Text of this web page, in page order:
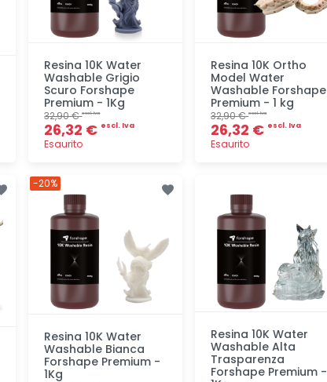
Resina 10K Water
Washable Grigio
Scuro Forshape
Premium - 1Kg
32,90 €escl. Iva
26,32 € escl. Iva
Esaurito
Resina 10K Ortho
Model Water
Washable Forshape
Premium - 1 kg
32,90 €escl. Iva
26,32 € escl. Iva
Esaurito
Resina 10K Water
Washable Bianca
Forshape Premium -
1Kg
-20%
Resina 10K Water
Washable Alta
Trasparenza
Forshape Premium -